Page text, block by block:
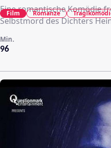
Eine romantische Komödie
Selbstmord des Dichters
96
Min.
Film Romanze